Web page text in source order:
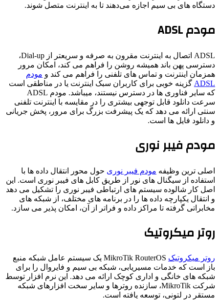
دستگاه‌ های بی‌ سیم اجازه می‌دهند تا به اینترنت متصل شوند.
مودم ADSL
ADSL اتصال به اینترنت مقرون به صرفه و سریعتر از Dial-up،
دسترسی پهن باند همیشه روشن را فراهم می کند، امکان مرور
همزمان اینترنت و تماس های تلفنی را فراهم می کند و مودم
ADSL گزینه خوبی برای کاربران سبک اینترنت یا در مناطقی است
که سایر فناوری ها در دسترس نیستند، میباشد. مودم ADSL
سرعت دانلود قابل توجهی بیشتری را در مقایسه با اینترنت تلفنی
سنتی ارائه می دهد که یک پیشرفت بزرگ برای مرور، پخش جریانی
و دانلود فایل ها است.
مودم فیبر نوری
اصلی ترین وظیفه مودم فیبر نوری حول محور انتقال داده ها با
استفاده از سیگنال های نور از طریق کابل های فیبر نوری است. این
اصل کار شالوده سیستم های ارتباطی فیبر نوری را تشکیل می دهد
و انتقال یکپارچه داده ها را در برنامه های مختلف، از شبکه های
مخابراتی گرفته تا مراکز داده و فراتر از آن، امکان پذیر می سازد.
روتر میکروتیک
روتر میکروتیک
MikroTik RouterOS یک سیستم عامل شبکه منبع
باز است که خدمات مسیریابی، شبکه بی سیم و فایروال را برای
شبکه های خانگی و اداری کوچک ارائه می دهد. این نرم افزار توسط
شرکت MikroTik، سازنده روترها و سایر سخت افزارهای شبکه
مستقر در لتونی، توسعه یافته است.